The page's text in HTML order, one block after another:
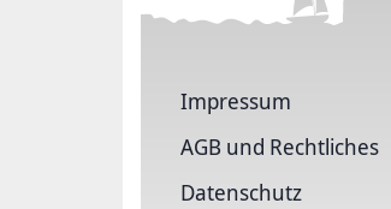
Impressum
AGB und Rechtliches
Datenschutz